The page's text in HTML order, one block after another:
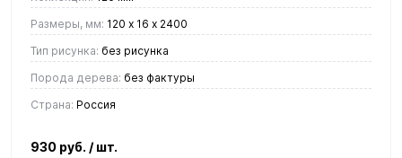
Размеры, мм: 120 х 16 х 2400
Тип рисунка: без рисунка
Порода дерева: без фактуры
Страна: Россия
930 руб. / шт.